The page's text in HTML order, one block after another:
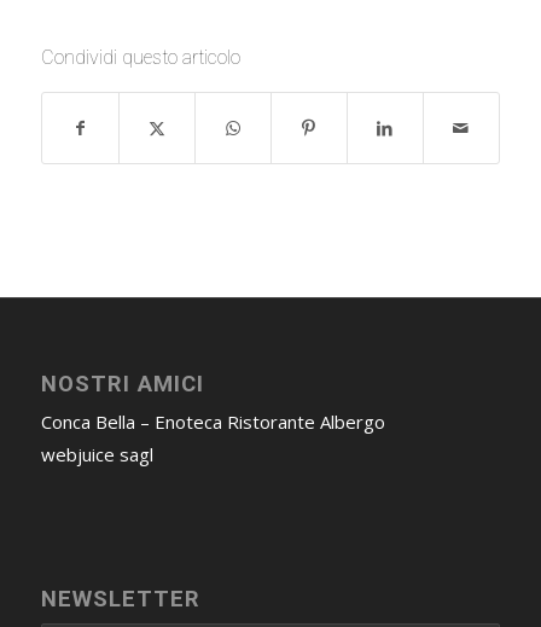
Condividi questo articolo
NOSTRI AMICI
Conca Bella – Enoteca Ristorante Albergo
webjuice sagl
NEWSLETTER